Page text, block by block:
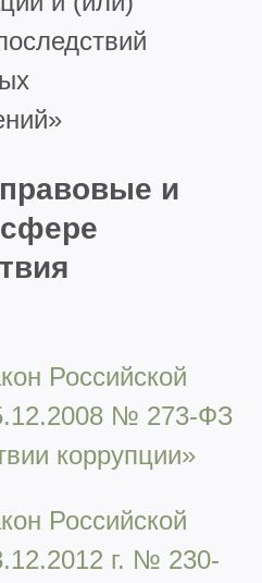
и
Российской
№ 273-ФЗ
коррупции»
Российской
г. № 230-